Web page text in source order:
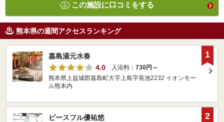
この施設に口コミをする
熊本県の週間アクセスランキング
嘉島湯元水春
4.0
入浴料： 730円～
熊本県上益城郡嘉島町大字上島字長池2232 イオンモー
ル熊本内
1
ピースフル優祐悠
2